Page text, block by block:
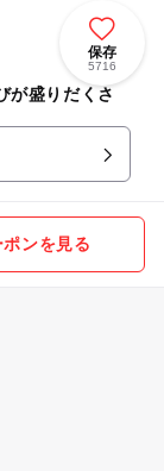
保存
5716
が盛りだくさ
ポンを見る